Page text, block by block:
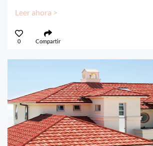
Leer ahora >
0 Compartir